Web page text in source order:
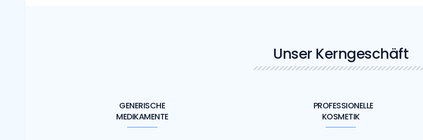
Unser Kerngeschäft
GENERISCHE
MEDIKAMENTE
PROFESSIONELLE
KOSMETIK